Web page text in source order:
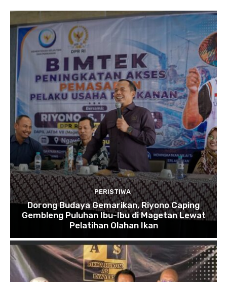
PERISTIWA
Dorong Budaya Gemarikan, Riyono Caping
Gembleng Puluhan Ibu-Ibu di Magetan Lewat
Pelatihan Olahan Ikan